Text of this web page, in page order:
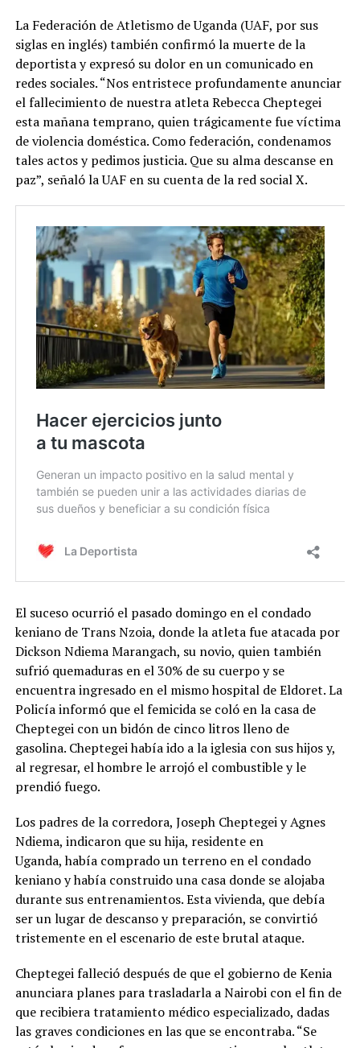
La Federación de Atletismo de Uganda (UAF, por sus
siglas en inglés) también confirmó la muerte de la
deportista y expresó su dolor en un comunicado en
redes sociales. “Nos entristece profundamente anunciar
el fallecimiento de nuestra atleta Rebecca Cheptegei
esta mañana temprano, quien trágicamente fue víctima
de violencia doméstica. Como federación, condenamos
tales actos y pedimos justicia. Que su alma descanse en
paz”, señaló la UAF en su cuenta de la red social X.
El suceso ocurrió el pasado domingo en el condado
keniano de Trans Nzoia, donde la atleta fue atacada por
Dickson Ndiema Marangach, su novio, quien también
sufrió quemaduras en el 30% de su cuerpo y se
encuentra ingresado en el mismo hospital de Eldoret. La
Policía informó que el femicida se coló en la casa de
Cheptegei con un bidón de cinco litros lleno de
gasolina. Cheptegei había ido a la iglesia con sus hijos y,
al regresar, el hombre le arrojó el combustible y le
prendió fuego.
Los padres de la corredora, Joseph Cheptegei y Agnes
Ndiema, indicaron que su hija, residente en
Uganda, había comprado un terreno en el condado
keniano y había construido una casa donde se alojaba
durante sus entrenamientos. Esta vivienda, que debía
ser un lugar de descanso y preparación, se convirtió
tristemente en el escenario de este brutal ataque.
Cheptegei falleció después de que el gobierno de Kenia
anunciara planes para trasladarla a Nairobi con el fin de
que recibiera tratamiento médico especializado, dadas
las graves condiciones en las que se encontraba. “Se